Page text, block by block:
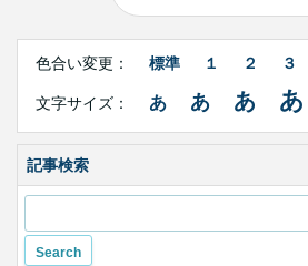
Right
Contents
合
変
色合い変更： 標準 １ ２ ３
文字サイズ： あ あ あ あ
記事検索